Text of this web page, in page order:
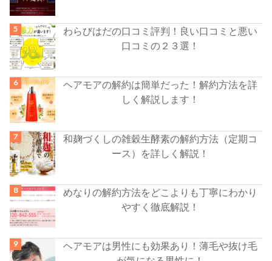
わらびはだの口コミ評判！良い口コミと悪い
口コミの２３選！
ヘアモアの解約は簡単だった！解約方法を詳
しく解説します！
和麹づくしの雑穀生酵素の解約方法（定期コ
ース）を詳しく解説！
めなりの解約方法をどこよりも丁寧にわかり
やすく徹底解説！
ヘアモアは男性にも効果あり！薄毛や抜け毛